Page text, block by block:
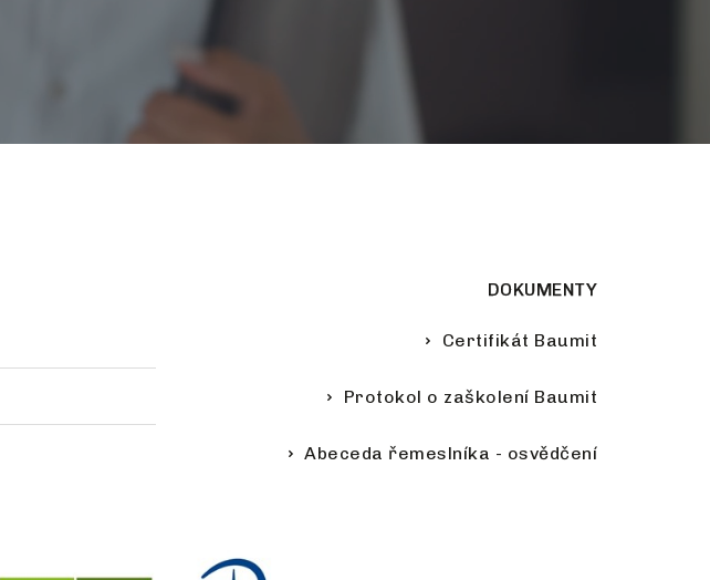
DOKUMENTY
Certifikát Baumit
Protokol o zaškolení Baumit
Abeceda řemeslníka - osvědčení